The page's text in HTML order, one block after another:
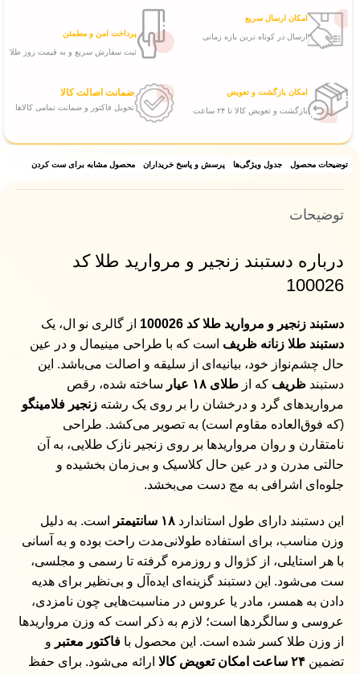
امکان ارسال سریع
ارسال در کوتاه ترین بازه زمانی پرداخت امن و مطمئن
ثبت سفارش سریع و به قیمت روز طلا
امکان بازگشت و تعویض
بازگشت و تعویض کالا تا ۲۴ ساعت
ضمانت اصالت کالا
تحویل فاکتور و ضمانت تمامی کالاها
توضیحات محصول جدول ویژگی‌ها پرسش و پاسخ خریداران محصول مشابه برای ست کردن
توضیحات
درباره دستبند زنجیر و مروارید طلا کد
100026
دستبند زنجیر و مروارید طلا کد 100026
از گالری نو ال، یک
دستبند طلا زنانه ظریف است که با طراحی مینیمال و در عین
حال چشم‌نواز خود، بیانیه‌ای از سلیقه و اصالت می‌باشد. این
دستبند ظریف که از طلای ۱۸ عیار
ساخته شده، رقص
مرواریدهای گرد و درخشان را بر روی یک رشته زنجیر فلامینگو
(که فوق‌العاده مقاوم است) به تصویر می‌کشد. طراحی
نامتقارن و روان مرواریدها بر روی زنجیر نازک طلایی، به آن
حالتی مدرن و در عین حال کلاسیک و بی‌زمان بخشیده و
جلوه‌ای اشرافی به مچ دست می‌بخشد.
این دستبند دارای طول استاندارد ۱۸ سانتیمتر
است. به دلیل
وزن مناسب، برای استفاده طولانی‌مدت راحت بوده و به آسانی
با هر استایلی، از کژوال و روزمره گرفته تا رسمی و مجلسی،
ست می‌شود. این دستبند گزینه‌ای ایده‌آل و بی‌نظیر برای هدیه
دادن به همسر، مادر یا عروس در مناسبت‌هایی چون نامزدی،
عروسی و سالگردها است؛ لازم به ذکر است که وزن مرواریدها
از وزن طلا کسر شده است. این محصول با فاکتور معتبر و
تضمین ۲۴ ساعت امکان تعویض کالا ارائه می‌شود. برای حفظ